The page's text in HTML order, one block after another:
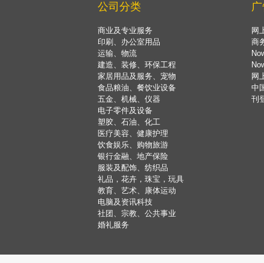
公司分类
商业及专业服务
印刷、办公室用品
运输、物流
建造、装修、环保工程
家居用品及服务、宠物
食品粮油、餐饮业设备
五金、机械、仪器
电子零件及设备
塑胶、石油、化工
医疗美容、健康护理
饮食娱乐、购物旅游
银行金融、地产保险
服装及配饰、纺织品
礼品，花卉，珠宝，玩具
教育、艺术、康体运动
电脑及资讯科技
社团、宗教、公共事业
婚礼服务
网
商
网
中
刊